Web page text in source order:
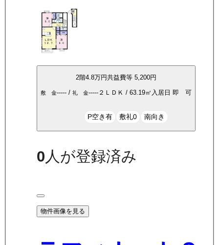
2階4.8万円共益費等5,200円
敷 金----- /礼 金----- ２ＬＤＫ /63.19㎡ 入居日 即 可
P空き有 敷礼0 南向き
0 人が登録済み
物件画像を見る